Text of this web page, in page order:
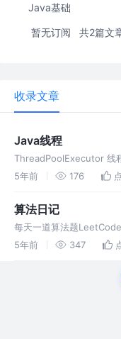
Java基础
暂无订阅 共2篇文
收录文章
Java线程
ThreadPoolExecutor 线
性能消耗，而建立的一种
5年前 176
算法日记
每天一道算法题
题LeetCode，积少成多
5年前 347